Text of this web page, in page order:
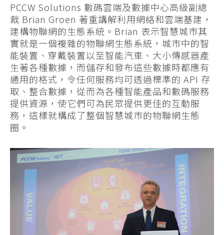
PCCW Solutions 數碼雲端及數據中心高級副總
裁 Brian Groen 著重講解利用網絡和雲端基建，
建構物聯網的生態系統。Brian 表示智慧城市其
實就是一個複雜的物聯網生態系統，城市中的智
能裝置、穿戴裝置以至智能汽車、大小傳感器產
生著各種數據，而儲存和發布這些數據時都應有
通用的格式，令任何服務均可透過標準的 API 存
取、整合數據，從而為各種智能產品和數碼服務
提供資源，使它們可為民眾提供更佳的互動服
務，這樣就構成了整個智慧城市的物聯網生態
圈。